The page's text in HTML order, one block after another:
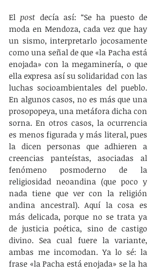
El post decía así: “Se ha puesto de
moda en Mendoza, cada vez que hay
un sismo, interpretarlo jocosamente
como una señal de que «la Pacha está
enojada» con la megaminería, o que
ella expresa así su solidaridad con las
luchas socioambientales del pueblo.
En algunos casos, no es más que una
prosopopeya, una metáfora dicha con
sorna. En otros casos, la ocurrencia
es menos figurada y más literal, pues
la dicen personas que adhieren a
creencias panteístas, asociadas al
fenómeno posmoderno de la
religiosidad neoandina (que poco y
nada tiene que ver con la religión
andina ancestral). Aquí la cosa es
más delicada, porque no se trata ya
de justicia poética, sino de castigo
divino. Sea cual fuere la variante,
ambas me incomodan. Ya lo sé: la
frase «la Pacha está enojada» se la ha